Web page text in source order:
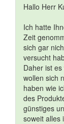
Hallo Herr
Ich hatte
Zeit
sich gar
versucht
Daher ist
wollen sich
haben wie
des
günstiges
soweit alles